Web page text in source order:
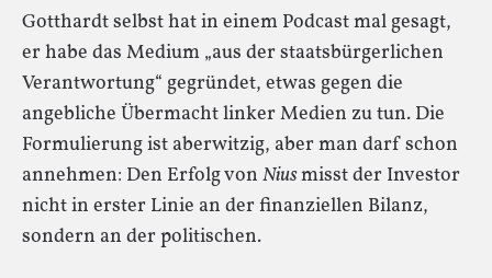
Gotthardt selbst hat in einem Podcast mal gesagt,
er habe das Medium „aus der staatsbürgerlichen
Verantwortung“ gegründet, etwas gegen die
angebliche Übermacht linker Medien zu tun. Die
Formulierung ist aberwitzig, aber man darf schon
annehmen: Den Erfolg von Niusmisst der Investor
nicht in erster Linie an der finanziellen Bilanz,
sondern an der politischen.